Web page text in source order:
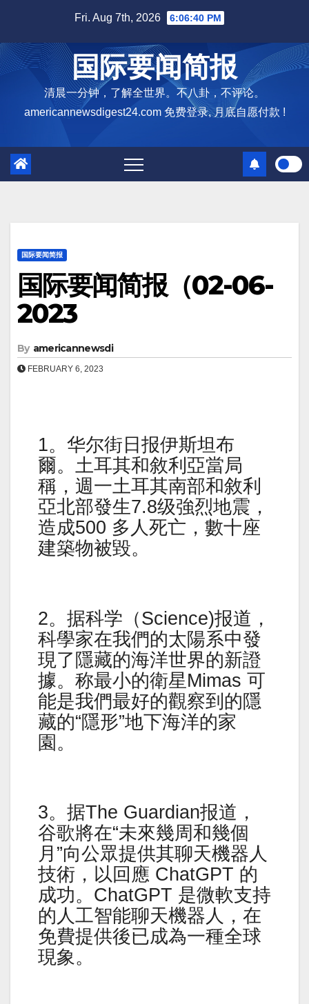
content
Fri. Aug 7th, 2026 6:06:41 PM
国际要闻简报
清晨一分钟，了解全世界。不八卦，不评论。
americannewsdigest24.com 免费登录, 月底自愿付款 !
国际要闻简报
国际要闻简报（02-06-
2023
By americannewsdi
FEBRUARY 6, 2023
1。华尔街日报伊斯坦布
爾。土耳其和敘利亞當局
稱，週一土耳其南部和敘利
亞北部發生7.8级強烈地震，
造成500 多人死亡，數十座
建築物被毀。
2。据科学（Science)报道，
科學家在我們的太陽系中發
現了隱藏的海洋世界的新證
據。称最小的衛星Mimas 可
能是我們最好的觀察到的隱
藏的“隱形”地下海洋的家
園。
3。据The Guardian报道，
谷歌將在“未來幾周和幾個
月”向公眾提供其聊天機器人
技術，以回應 ChatGPT 的
成功。ChatGPT 是微軟支持
的人工智能聊天機器人，在
免費提供後已成為一種全球
現象。